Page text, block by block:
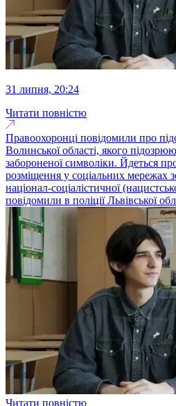
31 липня, 20:24
Читати повністю
Правоохоронці повідомили про
Волинської області, якого
забороненої символіки. Йдеться
розміщення у соціальних мережах
націонал-соціалістичної
повідомили в поліції Львівської
Читати повністю